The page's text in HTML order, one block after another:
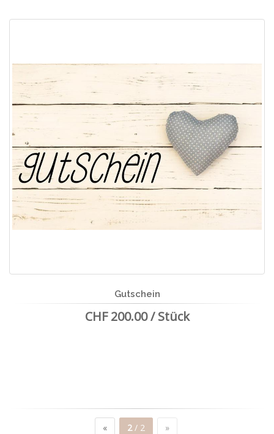
Gutschein
CHF 200.00 / Stück
« 2/ 2 »